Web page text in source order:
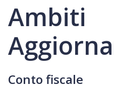
Ambiti
Conto fiscale